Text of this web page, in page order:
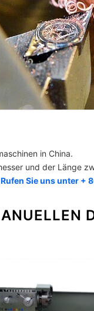
in China.
und der Länge
Rufen Sie uns unter +